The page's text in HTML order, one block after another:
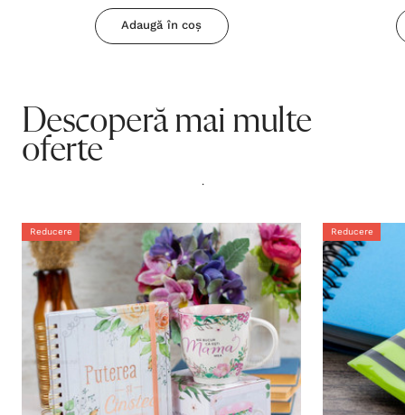
Adaugă în coș
Descoperă mai multe
oferte
.
Reducere Reducere